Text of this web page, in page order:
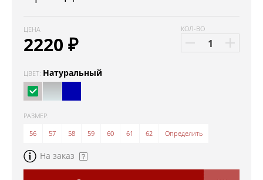
ЦЕНА
2220 ₽
КОЛ-ВО
ЦВЕТ: Натуральный
РАЗМЕР:
56
57 58 59 60 61 62 Определить
На заказ